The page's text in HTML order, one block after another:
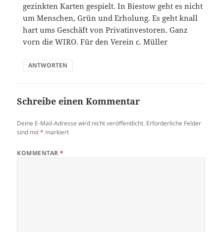
gezinkten Karten gespielt. In Biestow geht es nicht
um Menschen, Grün und Erholung. Es geht knall
hart ums Geschäft von Privatinvestoren. Ganz
vorn die WIRO. Für den Verein c. Müller
ANTWORTEN
Schreibe einen Kommentar
Deine E-Mail-Adresse wird nicht veröffentlicht. Erforderliche Felder
sind mit* markiert
KOMMENTAR*